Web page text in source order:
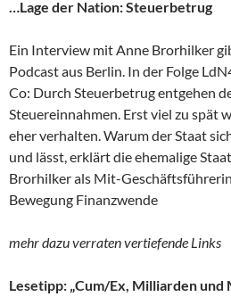
…Lage der Nation: Steuerbetrug
Ein Interview mit Anne Brorhilker
Podcast aus Berlin. In der Folge
Co: Durch Steuerbetrug entgehen
Steuereinnahmen. Erst viel zu spät
eher verhalten. Warum der Staat
und lässt, erklärt die ehemalige
Brorhilker als Mit-
Bewegung Finanzwende
mehr dazu verraten vertiefende Links
Lesetipp: „Cum/Ex, Milliarden und